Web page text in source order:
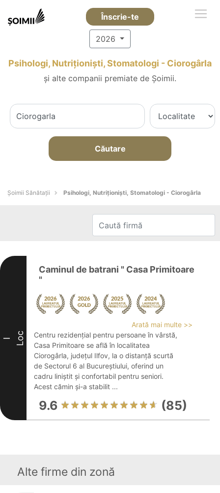
Înscrie-te
2026
Psihologi, Nutriționiști, Stomatologi - Ciorogârla
și alte companii premiate de Șoimii.
Căutare
Şoimii Sănătații Psihologi, Nutriționiști, Stomatologi - Ciorogârla
I Loc
Caminul de batrani " Casa Primitoare
"
Arată mai multe >>
Centru rezidențial pentru persoane în vârstă,
Casa Primitoare se află în localitatea
Ciorogârla, județul Ilfov, la o distanță scurtă
de Sectorul 6 al Bucureștiului, oferind un
cadru liniștit și confortabil pentru seniori.
Acest cămin și-a stabilit ...
9.6 (85)
Alte firme din zonă